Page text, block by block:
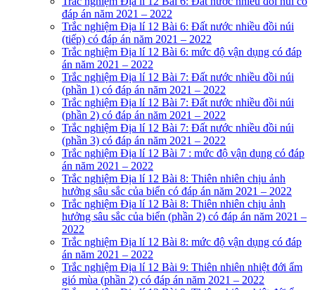
đáp án năm 2021 – 2022
Trắc nghiệm Địa lí 12 Bài 6: Đất nước nhiều đồi núi
(tiếp) có đáp án năm 2021 – 2022
Trắc nghiệm Địa lí 12 Bài 6: mức độ vận dụng có đáp
án năm 2021 – 2022
Trắc nghiệm Địa lí 12 Bài 7: Đất nước nhiều đồi núi
(phần 1) có đáp án năm 2021 – 2022
Trắc nghiệm Địa lí 12 Bài 7: Đất nước nhiều đồi núi
(phần 2) có đáp án năm 2021 – 2022
Trắc nghiệm Địa lí 12 Bài 7: Đất nước nhiều đồi núi
(phần 3) có đáp án năm 2021 – 2022
Trắc nghiệm Địa lí 12 Bài 7 : mức độ vận dụng có đáp
án năm 2021 – 2022
Trắc nghiệm Địa lí 12 Bài 8: Thiên nhiên chịu ảnh
hưởng sâu sắc của biển có đáp án năm 2021 – 2022
Trắc nghiệm Địa lí 12 Bài 8: Thiên nhiên chịu ảnh
hưởng sâu sắc của biển (phần 2) có đáp án năm 2021 –
2022
Trắc nghiệm Địa lí 12 Bài 8: mức độ vận dụng có đáp
án năm 2021 – 2022
Trắc nghiệm Địa lí 12 Bài 9: Thiên nhiên nhiệt đới ẩm
gió mùa (phần 2) có đáp án năm 2021 – 2022